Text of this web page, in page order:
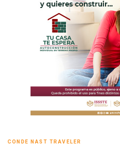
CONDE NAST TRAVELER